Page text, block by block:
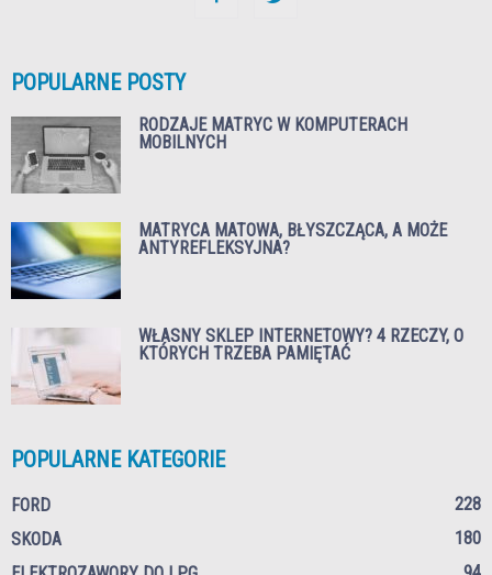
POPULARNE POSTY
RODZAJE MATRYC W KOMPUTERACH
MOBILNYCH
MATRYCA MATOWA, BŁYSZCZĄCA, A MOŻE
ANTYREFLEKSYJNA?
WŁASNY SKLEP INTERNETOWY? 4 RZECZY, O
KTÓRYCH TRZEBA PAMIĘTAĆ
POPULARNE KATEGORIE
FORD
228
SKODA
180